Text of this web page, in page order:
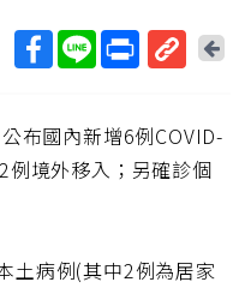
短
網
回
布國內新增6例COVID-
境外移入；另確診個
土病例(其中2例為居家